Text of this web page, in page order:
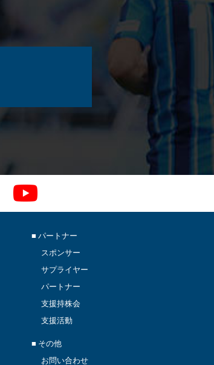
■ パートナー
スポンサー
サプライヤー
パートナー
支援持株会
支援活動
■ その他
お問い合わせ